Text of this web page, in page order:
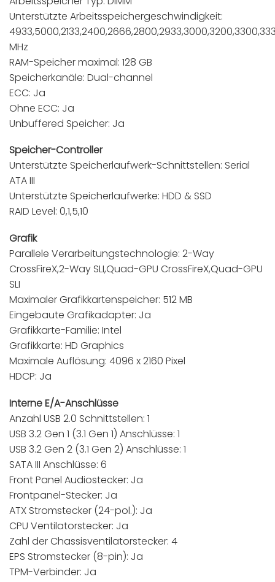
Unterstützte Arbeitsspeichergeschwindigkeit:
MHz
RAM-Speicher maximal: 128 GB
Speicherkanäle: Dual-channel
ECC: Ja
Ohne ECC: Ja
Unbuffered Speicher: Ja
Speicher-Controller
Unterstützte Speicherlaufwerk-Schnittstellen: Serial
ATA III
Unterstützte Speicherlaufwerke: HDD & SSD
RAID Level: 0,1,5,10
Grafik
Parallele Verarbeitungstechnologie: 2-Way
CrossFireX,2-Way SLI,Quad-GPU CrossFireX,Quad-GPU
SLI
Maximaler Grafikkartenspeicher: 512 MB
Eingebaute Grafikadapter: Ja
Grafikkarte-Familie: Intel
Grafikkarte: HD Graphics
Maximale Auflösung: 4096 x 2160 Pixel
HDCP: Ja
Interne E/A-Anschlüsse
Anzahl USB 2.0 Schnittstellen: 1
USB 3.2 Gen 1 (3.1 Gen 1) Anschlüsse: 1
USB 3.2 Gen 2 (3.1 Gen 2) Anschlüsse: 1
SATA III Anschlüsse: 6
Front Panel Audiostecker: Ja
Frontpanel-Stecker: Ja
ATX Stromstecker (24-pol.): Ja
CPU Ventilatorstecker: Ja
Zahl der Chassisventilatorstecker: 4
EPS Stromstecker (8-pin): Ja
TPM-Verbinder: Ja